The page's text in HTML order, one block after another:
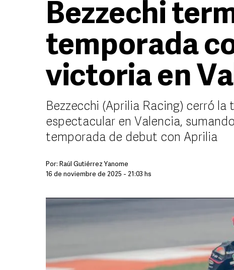
Bezzechi
temporada
victoria en
Bezzecchi (Aprilia Racing) cerró
espectacular en Valencia,
temporada de debut con Aprilia
Por: Raúl Gutiérrez Yanome
16 de noviembre de 2025 - 21:03 hs